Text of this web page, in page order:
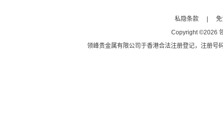
私隐条款 |
Copyright ©2026
领峰贵金属有限公司于香港合法注册登记，注册号